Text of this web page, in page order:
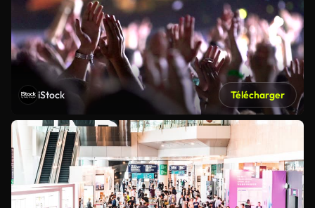
iStock Télécharger